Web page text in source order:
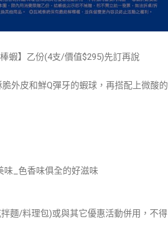
蝦】乙份(4支/價值$295)先訂再說
外皮和鮮Q彈牙的蝦球，再搭配上微酸的
味_色香味俱全的好滋味
麵/料理包)或與其它優惠活動併用，不得